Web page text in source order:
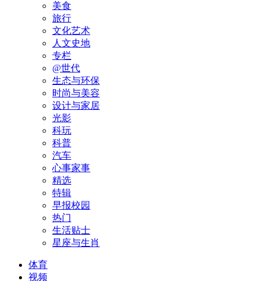
美食
旅行
文化艺术
人文史地
专栏
@世代
生态与环保
时尚与美容
设计与家居
光影
科玩
科普
汽车
心事家事
精选
特辑
早报校园
热门
生活贴士
星座与生肖
体育
视频